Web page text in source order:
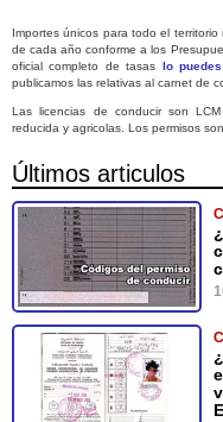
Importes únicos para todo el
de cada año conforme a los
oficial completo de tasas lo
publicamos las relativas al carnet de
Las licencias de conducir son
reducida y agricolas. Los permisos
Últimos articulos